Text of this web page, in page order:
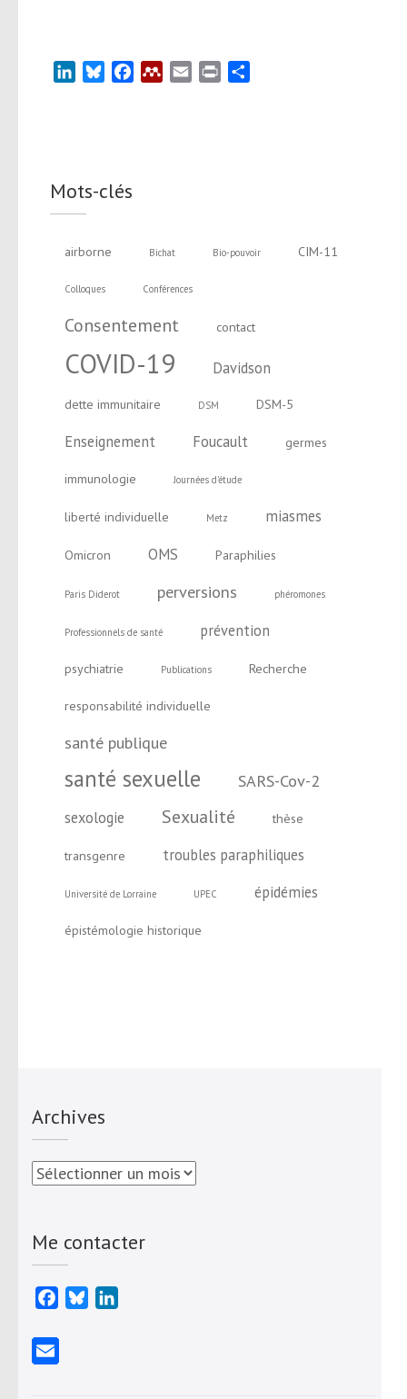
LinkedInBlueskyFacebookMendeley
Email Print
Mots-clés
airborne Bichat Bio-pouvoir CIM-11
Colloques Conférences
Consentement contact
COVID-19 Davidson
dette immunitaire DSM DSM-5
Enseignement Foucault germes
immunologie Journées d'étude
liberté individuelle Metz miasmes
Omicron OMS Paraphilies
Paris Diderot perversions phéromones
Professionnels de santé prévention
psychiatrie Publications Recherche
responsabilité individuelle
santé publique
santé sexuelle SARS-Cov-2
sexologie Sexualité thèse
transgenre troubles paraphiliques
Université de Lorraine UPEC épidémies
épistémologie historique
Archives
Archives
Me contacter
Facebook
Bluesky